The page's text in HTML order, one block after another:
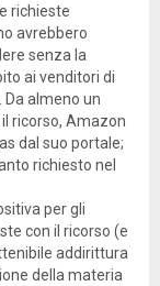
richieste
avrebbero
senza la
ai venditori di
almeno un
ricorso, Amazon
dal suo portale;
richiesto nel
per gli
con il ricorso (e
addirittura
della materia